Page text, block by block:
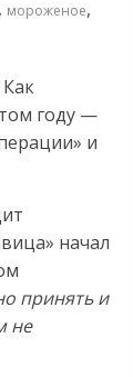
, мороженое,
году —
и
начал
принять и
не